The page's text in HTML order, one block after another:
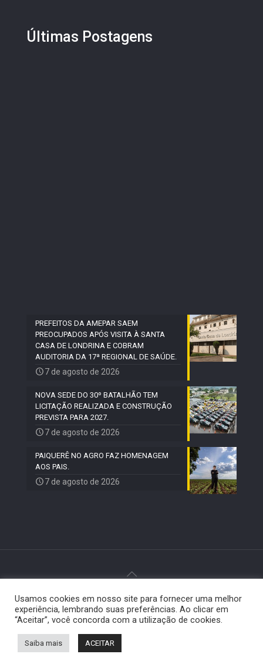
Últimas Postagens
PREFEITOS DA AMEPAR SAEM
PREOCUPADOS APÓS VISITA À SANTA
CASA DE LONDRINA E COBRAM
AUDITORIA DA 17ª REGIONAL DE SAÚDE.
7 de agosto de 2026
NOVA SEDE DO 30º BATALHÃO TEM
LICITAÇÃO REALIZADA E CONSTRUÇÃO
PREVISTA PARA 2027.
7 de agosto de 2026
PAIQUERÊ NO AGRO FAZ HOMENAGEM
AOS PAIS.
7 de agosto de 2026
© 2024 Paiquerê - Todos os direitos reservados |
Desenvolvido porElemento Visual .
Usamos cookies em nosso site para fornecer uma melhor
experiência, lembrando suas preferências. Ao clicar em
“Aceitar”, você concorda com a utilização de cookies.
Saiba mais ACEITAR